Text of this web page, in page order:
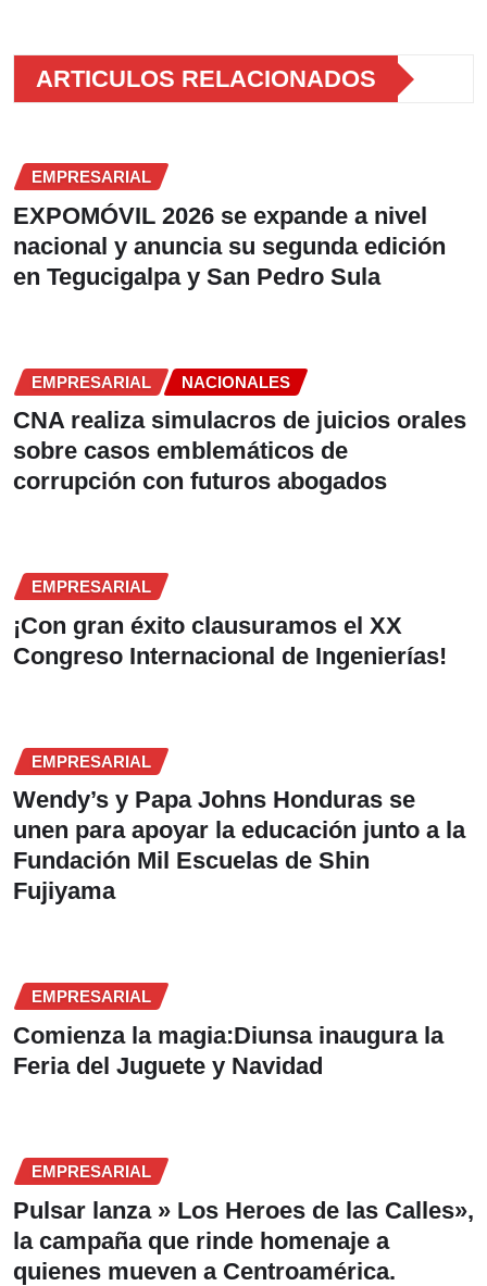
ARTICULOS RELACIONADOS
EMPRESARIAL
EXPOMÓVIL 2026 se expande a nivel
nacional y anuncia su segunda edición
en Tegucigalpa y San Pedro Sula
EMPRESARIAL NACIONALES
CNA realiza simulacros de juicios orales
sobre casos emblemáticos de
corrupción con futuros abogados
EMPRESARIAL
¡Con gran éxito clausuramos el XX
Congreso Internacional de Ingenierías!
EMPRESARIAL
Wendy’s y Papa Johns Honduras se
unen para apoyar la educación junto a la
Fundación Mil Escuelas de Shin
Fujiyama
EMPRESARIAL
Comienza la magia:Diunsa inaugura la
Feria del Juguete y Navidad
EMPRESARIAL
Pulsar lanza » Los Heroes de las Calles»,
la campaña que rinde homenaje a
quienes mueven a Centroamérica.